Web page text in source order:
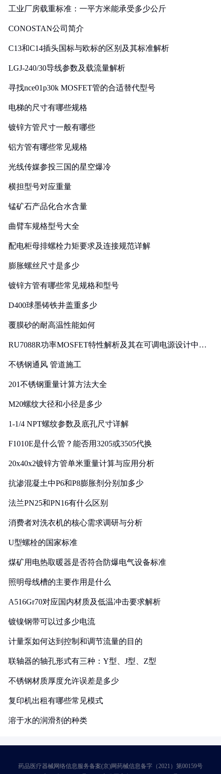
工业厂房载重标准：一平方米能承受多少公斤
CONOSTAN公司简介
C13和C14插头国标与欧标的区别及其标准解析
LGJ-240/30导线参数及载流量解析
寻找nce01p30k MOSFET管的合适替代型号
电梯的尺寸有哪些规格
镀锌方管尺寸一般有哪些
铝方管有哪些常见规格
光线传媒参投三国的星空爆冷
横担型号对应重量
锰矿石产品化合水含量
曲臂车规格型号大全
配电柜母排螺栓力矩要求及连接规范详解
膨胀螺丝尺寸是多少
镀锌方管有哪些常见规格和型号
D400球墨铸铁井盖重多少
覆膜砂的耐高温性能如何
RU7088R功率MOSFET特性解析及其在可调电源设计中的
不锈钢通风 管道施工
201不锈钢重量计算方法大全
M20螺纹大径和小径是多少
1-1/4 NPT螺纹参数及底孔尺寸详解
F1010E是什么管？能否用3205或3505代换
20x40x2镀锌方管单米重量计算与应用分析
抗渗混凝土中P6和P8膨胀剂分别加多少
法兰PN25和PN16有什么区别
消费者对洗衣机的核心需求调研与分析
U型螺栓的国家标准
煤矿用电热取暖器是否符合防爆电气设备标准
照明母线槽的主要作用是什么
A516Gr70对应国内材质及低温冲击要求解析
镀镍钢带可以过多少电流
计量泵如何达到控制和调节流量的目的
联轴器的轴孔形式有三种：Y型、J型、Z型
不锈钢材质厚度允许误差是多少
复印机出租有哪些常见模式
溶于水的润滑剂的种类
药品医疗器械网络信息服务备案(京)网药械信息备字（2021）第00159号